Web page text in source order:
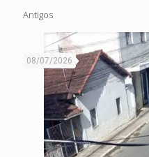
Antigos
08/07/2026